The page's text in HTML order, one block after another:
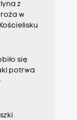
z
w
się
potrwa